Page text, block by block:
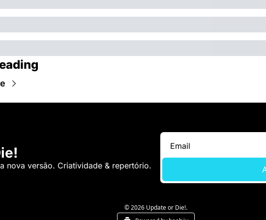
nova versão. Criatividade & repertório.
© 2026 Update or Die!.